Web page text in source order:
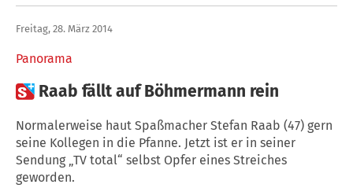
Panorama
Freitag, 28. März 2014
 Raab fällt auf Böhmermann rein
Normalerweise haut Spaßmacher Stefan Raab (47) gern
seine Kollegen in die Pfanne. Jetzt ist er in seiner
Sendung „TV total“ selbst Opfer eines Streiches
geworden.